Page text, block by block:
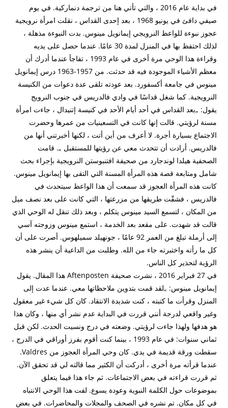
في بداية عام 2016 ، والتي تأتي هنا من ترجمة دنماركية.
في يوم
صيفي دافئ في يونيو 1968 ، بعد إحدى القداس ، نقلت امرأة نرويجية
عجوز نبوءة للواعظ النرويجي إيمانويل مينوس. بدت النبوءة مذهلة ،
لذلك احتفظ بها في المنزل لمدة 30 عامًا.
عندما حصل على يديه
وقراءة هذا الوحي مرة أخرى في عام 1993 ، تفاجأ عندما أدرك أن
معظم الأشياء الموجودة فيه قد حدثت.
من 1957-1963 درس إيمانويل
مينوس في جامعة أكسفورد. بعد عودته تلقى عدة دعوات من الكنيسة
النرويجية. كما شغل قداسًا في وادي فالدريس في جنوب النرويج
يقول: „بعد القداس في أحد أيام الأحد في كنيسة إتنيدال ، جاءت امرأة
مسنة لرؤيتي. قالت إنها كانت في التسعينيات من عمرها وحضرت
الاجتماع بسيارة أجرة. لا أعرف من أين أتت ، لكنها أخبرتني أنها من
فالدريس. أرادت أن تتحدث معي عن رؤيتها للمستقبل „. قامت
الصحفية هيلدا لوندجارد من صحيفة افتنبوستن النرويجية بإجراء بحث
شامل ومتابعة قصة هذه المرأة المسنة التي التقى بها إيمانويل مينوس.
كانت هذه المرأة العجوز قد سمعت أن هذا الواعظ سيتحدث في
فالدريس ، فشقّت طريقها من مزرعتها ، التي كانت على بعد نصف ميل
من المكان ، لتسمع السيد مينوس يتكلم ، وبعد ذلك تنقل له الوحي الذي
قالت قد شهدت. على مقعد بعد الخدمة ، استمع مينوس وزوجته آسي
إلى أرملة تبلغ من العمر 92 عامًا ، جونهيلد سميلهوس. أصرت على أن
كل ما رأته واختبرته جاء من الله. وطلبت من الداعية أن ينشر هذه
الرؤية لتحذير كل الناس.
في 27 فبراير 2016 ، نشرت صحيفة Aftenposten هذا المقال. يقول
إيمانويل مينوس: „لقد قمت بتدوين ملاحظاتها معي. عندما عدت إلى
المنزل وقرأت ما كتبته ، كنت شديدة الانتقاد. كان كل شيء غير معقول
وغير واقعي لدرجة أنني قررت في البداية عدم نشر أي منها ، وكان هذا
هو هدفها ولهذا جاءت لرؤيتي. وضعته في درج ونسيت الحدث. لكن قبل
ثماني سنوات: في عام 1993 ، بينما كنت أقوم بفرز أوراقي في الدرج ،
سقطت ورقة قديمة في يدي. كان وحي المرأة العجوز من Valdres.
عندما قرأته مرة أخرى ، أدركت أن الكثير مما قالته لي قد تحقق الآن.
ثم قررت قراءته في بعض الاجتماعات. ثم جاء هذا فيما يتعلق
بموضوعات حول الكلمة النبوية وعودة يسوع. لفت هذا الوحي الانتباه
في كل مكان. تم نشره في الصحف والمجلات والمحاضرات. في بعض